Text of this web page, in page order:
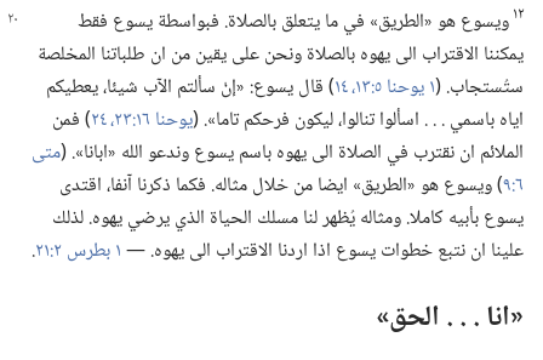
١٢ويسوع هو «الطريق» في ما يتعلق بالصلاة.‏ فبواسطة يسوع فقط
يمكننا الاقتراب الى يهوه بالصلاة ونحن على يقين من ان طلباتنا المخلصة
ستُستجاب.‏ (‏١ يوحنا ٥:‏​١٣،‏ ١٤
‏)‏ قال يسوع:‏ «إنْ سألتم الآب شيئا،‏ يعطيكم
اياه باسمي .‏ .‏ .‏ اسألوا تنالوا،‏ ليكون فرحكم تاما».‏ (‏يوحنا ١٦:‏​٢٣،‏ ٢٤
‏)‏ فمن
الملائم ان نقترب في الصلاة الى يهوه باسم يسوع وندعو الله «ابانا».‏ (‏متى
٦:‏٩ ‏)‏ ويسوع هو «الطريق» ايضا من خلال مثاله.‏ فكما ذكرنا آنفا،‏ اقتدى
يسوع بأبيه كاملا.‏ ومثاله يُظهر لنا مسلك الحياة الذي يرضي يهوه.‏ لذلك
علينا ان نتبع خطوات يسوع اذا اردنا الاقتراب الى يهوه.‏ —‏١ بطرس ٢:‏٢١ ‏.‏
‏«انا .‏ .‏ .‏ الحق»‏